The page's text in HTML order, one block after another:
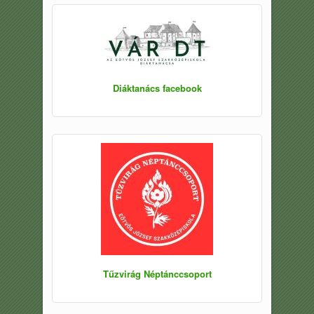
Diáktanács facebook
Tűzvirág Néptánccsoport